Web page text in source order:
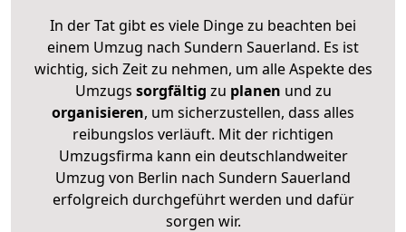
In der Tat gibt es viele Dinge zu beachten bei
einem Umzug nach Sundern Sauerland. Es ist
wichtig, sich Zeit zu nehmen, um alle Aspekte des
Umzugs sorgfältig zu planen und zu
organisieren, um sicherzustellen, dass alles
reibungslos verläuft. Mit der richtigen
Umzugsfirma kann ein deutschlandweiter
Umzug von Berlin nach Sundern Sauerland
erfolgreich durchgeführt werden und dafür
sorgen wir.